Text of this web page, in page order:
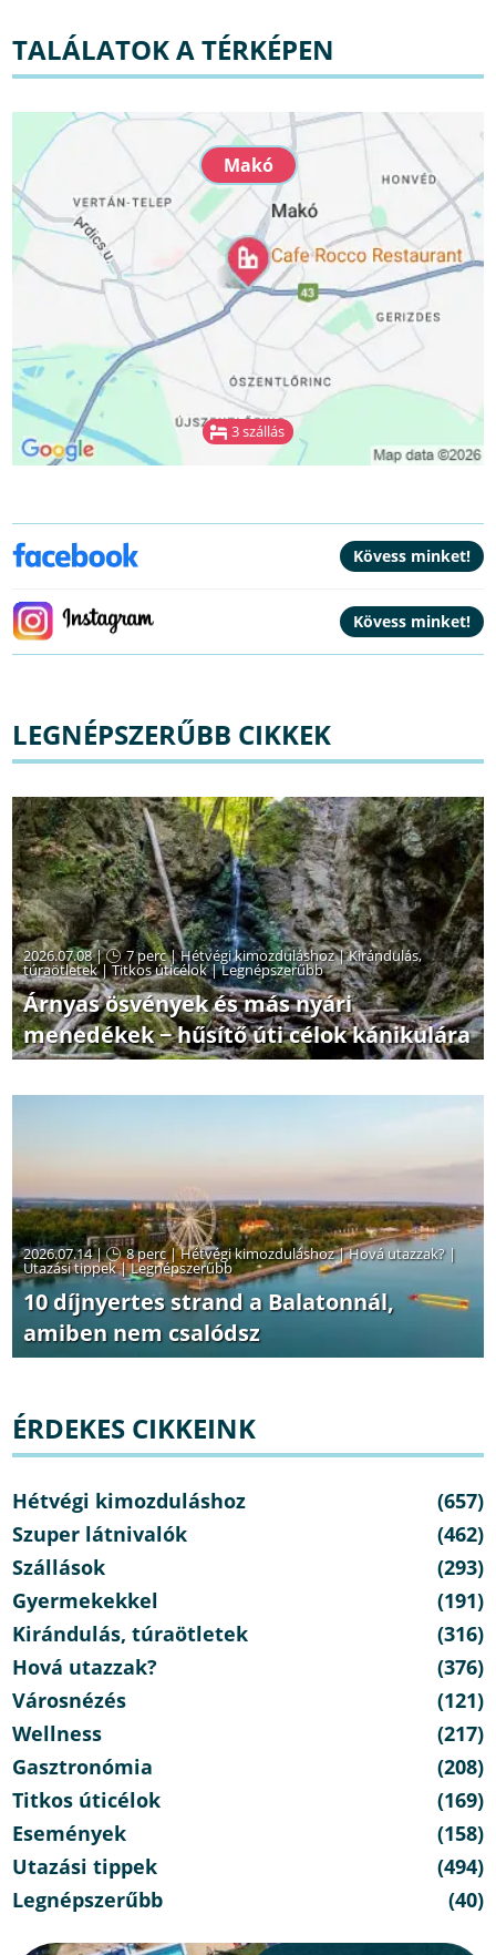
TALÁLATOK A TÉRKÉPEN
Makó
3 szállás
LEGNÉPSZERŰBB CIKKEK
2026.07.08 | 7 perc|Hétvégi kimozduláshoz|Kirándulás,
túraötletek|Titkos úticélok|Legnépszerűbb
Árnyas ösvények és más nyári
menedékek − hűsítő úti célok kánikulára
2026.07.14 | 8 perc|Hétvégi kimozduláshoz|Hová utazzak? |
Utazási tippek|Legnépszerűbb
10 díjnyertes strand a Balatonnál,
amiben nem csalódsz
ÉRDEKES CIKKEINK
Hétvégi kimozduláshoz
(657)
Szuper látnivalók
(462)
Szállások
(293)
Gyermekekkel
(191)
Kirándulás, túraötletek
(316)
Hová utazzak?
(376)
Városnézés
(121)
Wellness
(217)
Gasztronómia
(208)
Titkos úticélok
(169)
Események
(158)
Utazási tippek
(494)
Legnépszerűbb
(40)